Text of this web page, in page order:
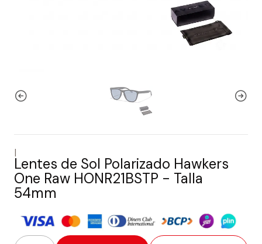
|
Lentes de Sol Polarizado Hawkers
One Raw HONR21BSTP - Talla
54mm